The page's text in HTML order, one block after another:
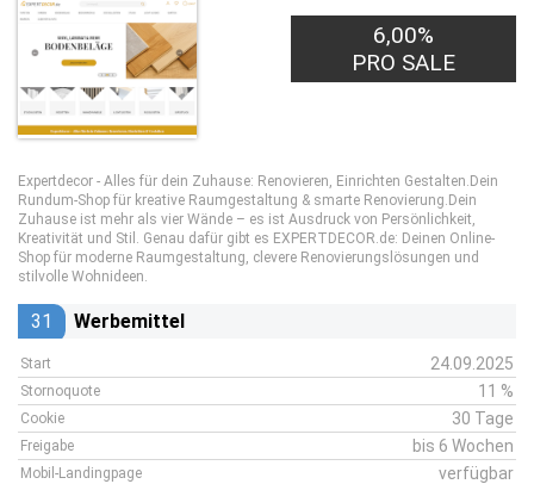
6,00%
PRO SALE
Expertdecor - Alles für dein Zuhause: Renovieren, Einrichten Gestalten.Dein
Rundum-Shop für kreative Raumgestaltung & smarte Renovierung.Dein
Zuhause ist mehr als vier Wände – es ist Ausdruck von Persönlichkeit,
Kreativität und Stil. Genau dafür gibt es EXPERTDECOR.de: Deinen Online-
Shop für moderne Raumgestaltung, clevere Renovierungslösungen und
stilvolle Wohnideen.
31 Werbemittel
Start 24.09.2025
Stornoquote 11 %
Cookie 30 Tage
Freigabe bis 6 Wochen
Mobil-Landingpage verfügbar